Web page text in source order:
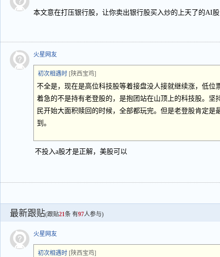
本文意在打压银行股，让你卖出银行股买入炒的上天了的AI
火星网友
初次相遇时 [陕西宝鸡]
不全是，现在是高位科技股等着接盘没人接就继续涨，低位
着急的不是持有老登股的，是抱团站在山顶上的科技股。坚
民开始大面积赎回的时候，全部都玩完。但是老登股肯定是
到。
不投入a股才是正解，美股可以
最新跟贴(跟贴21条 有97人参与)
火星网友
初次相遇时 [陕西宝鸡]